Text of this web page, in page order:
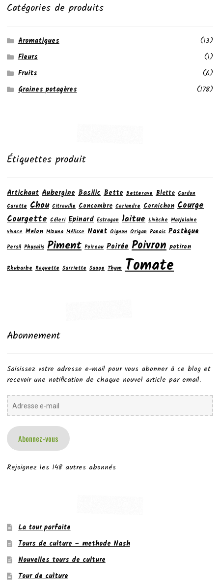
Catégories de produits
Aromatiques
(13)
Fleurs
(1)
Fruits
(6)
Graines potagères
(178)
Étiquettes produit
Artichaut Aubergine Basilic Bette Betterave Blette Cardon
Carotte Chou Citrouille Concombre Coriandre Cornichon Courge
Courgette Céleri Epinard Estragon laitue Livèche Marjolaine
vivace Melon Mizuna Mélisse Navet Oignon Origan Panais Pastèque
Persil Physalis Piment Poireau Poirée Poivron potiron
Rhubarbe Roquette Sarriette Sauge Thym Tomate
Abonnement
Saisissez votre adresse e-mail pour vous abonner à ce blog et
recevoir une notification de chaque nouvel article par email.
Adresse
e-
Abonnez-vous
Rejoignez les 148 autres abonnés
La tour parfaite
Tours de culture – methode Nash
Nouvelles tours de culture
Tour de culture